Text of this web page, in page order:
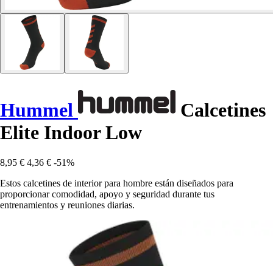
Hummel
Calcetines
Elite Indoor Low
8,95 € 4,36 € -51%
Estos calcetines de interior para hombre están diseñados para
proporcionar comodidad, apoyo y seguridad durante tus
entrenamientos y reuniones diarias.